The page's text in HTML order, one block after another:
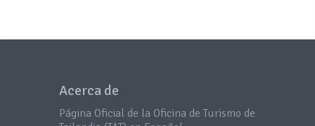
Acerca de
Página Oficial de la Oficina de Turismo de